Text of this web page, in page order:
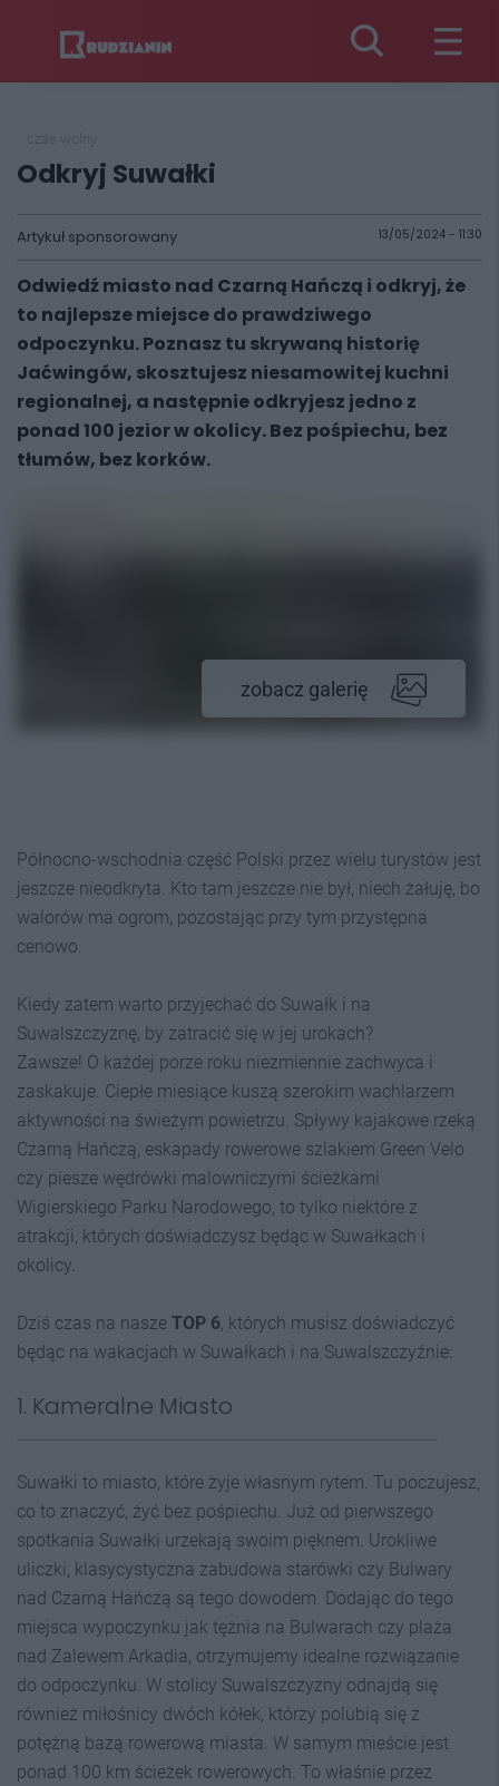
Odkryj Suwałki
Artykuł sponsorowany 13/05/2024 - 11:30
Odwiedź miasto nad Czarną Hańczą i odkryj, że
to najlepsze miejsce do prawdziwego
odpoczynku. Poznasz tu skrywaną historię
Jaćwingów, skosztujesz niesamowitej kuchni
regionalnej, a następnie odkryjesz jedno z
ponad 100 jezior w okolicy. Bez pośpiechu, bez
tłumów, bez korków.
zobacz galerię
Północno-wschodnia część Polski przez wielu turystów jest
jeszcze nieodkryta. Kto tam jeszcze nie był, niech żałuję, bo
walorów ma ogrom, pozostając przy tym przystępna
cenowo.
Kiedy zatem warto przyjechać do Suwałk i na
Suwalszczyznę, by zatracić się w jej urokach?
Zawsze! O każdej porze roku niezmiennie zachwyca i
zaskakuje. Ciepłe miesiące kuszą szerokim wachlarzem
aktywności na świeżym powietrzu. Spływy kajakowe rzeką
Czarną Hańczą, eskapady rowerowe szlakiem Green Velo
czy piesze wędrówki malowniczymi ścieżkami
Wigierskiego Parku Narodowego, to tylko niektóre z
atrakcji, których doświadczysz będąc w Suwałkach i
okolicy.
Dziś czas na nasze TOP 6, których musisz doświadczyć
będąc na wakacjach w Suwałkach i na Suwalszczyźnie:
1. Kameralne Miasto
Suwałki to miasto, które żyje własnym rytem. Tu poczujesz,
co to znaczyć, żyć bez pośpiechu. Już od pierwszego
spotkania Suwałki urzekają swoim pięknem. Urokliwe
uliczki, klasycystyczna zabudowa starówki czy Bulwary
nad Czarną Hańczą są tego dowodem. Dodając do tego
miejsca wypoczynku jak tężnia na Bulwarach czy plaża
nad Zalewem Arkadia, otrzymujemy idealne rozwiązanie
do odpoczynku. W stolicy Suwalszczyzny odnajdą się
również miłośnicy dwóch kółek, którzy polubią się z
potężną bazą rowerową miasta. W samym mieście jest
ponad 100 km ścieżek rowerowych. To właśnie przez